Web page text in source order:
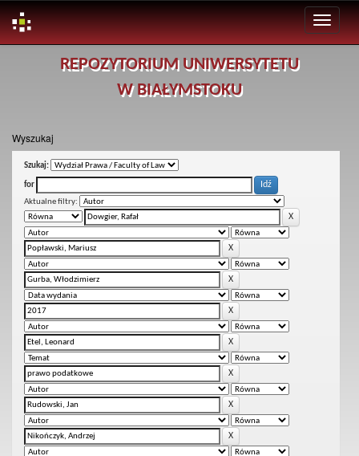
REPOZYTORIUM UNIWERSYTETU
W BIAŁYMSTOKU
Wyszukaj
Szukaj:
for
Aktualne filtry: